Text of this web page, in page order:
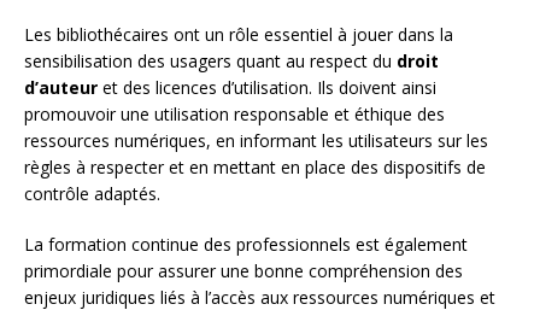
Les bibliothécaires ont un rôle essentiel à jouer dans la
sensibilisation des usagers quant au respect du droit
d’auteur et des licences d’utilisation. Ils doivent ainsi
promouvoir une utilisation responsable et éthique des
ressources numériques, en informant les utilisateurs sur les
règles à respecter et en mettant en place des dispositifs de
contrôle adaptés.
La formation continue des professionnels est également
primordiale pour assurer une bonne compréhension des
enjeux juridiques liés à l’accès aux ressources numériques et